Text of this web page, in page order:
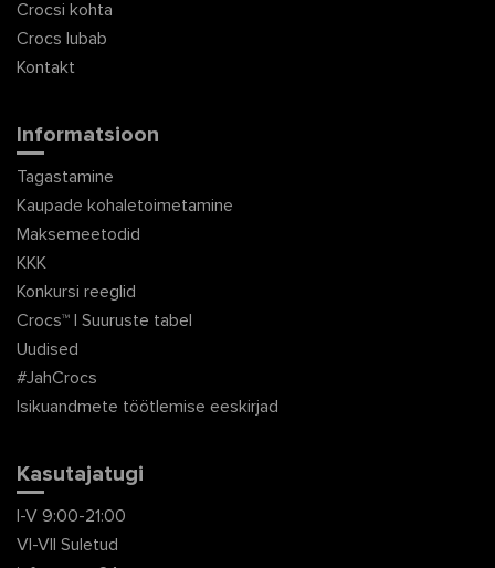
Crocsi kohta
Crocs lubab
Kontakt
Informatsioon
Tagastamine
Kaupade kohaletoimetamine
Maksemeetodid
KKK
Konkursi reeglid
Crocs™ | Suuruste tabel
Uudised
#JahCrocs
Isikuandmete töötlemise eeskirjad
Kasutajatugi
I-V 9:00-21:00
VI-VII Suletud